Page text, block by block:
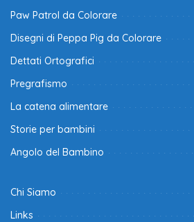
Paw Patrol da Colorare
Disegni di Peppa Pig da Colorare
Dettati Ortografici
Pregrafismo
La catena alimentare
Storie per bambini
Angolo del Bambino
Chi Siamo
Links